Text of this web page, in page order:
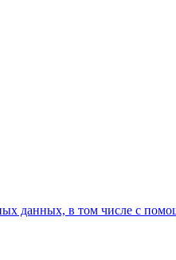
данных, в том числе с